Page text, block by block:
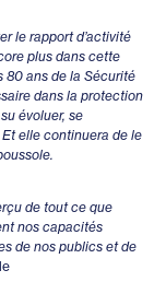
le rapport d’activité
plus dans cette
80 ans de la Sécurité
dans la protection
évoluer, se
elle continuera de le
de tout ce que
nos capacités
de nos publics et de